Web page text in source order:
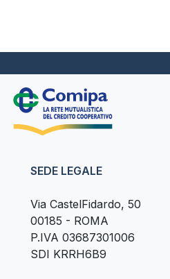
SEDE LEGALE
Via CastelFidardo, 50
00185 - ROMA
P.IVA 03687301006
SDI KRRH6B9